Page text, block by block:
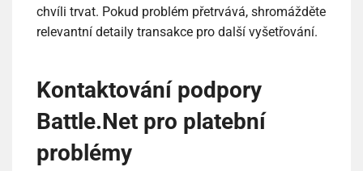
chvíli trvat. Pokud problém přetrvává, shromážděte
relevantní detaily transakce pro další vyšetřování.
Kontaktování podpory
Battle.Net pro platební
problémy